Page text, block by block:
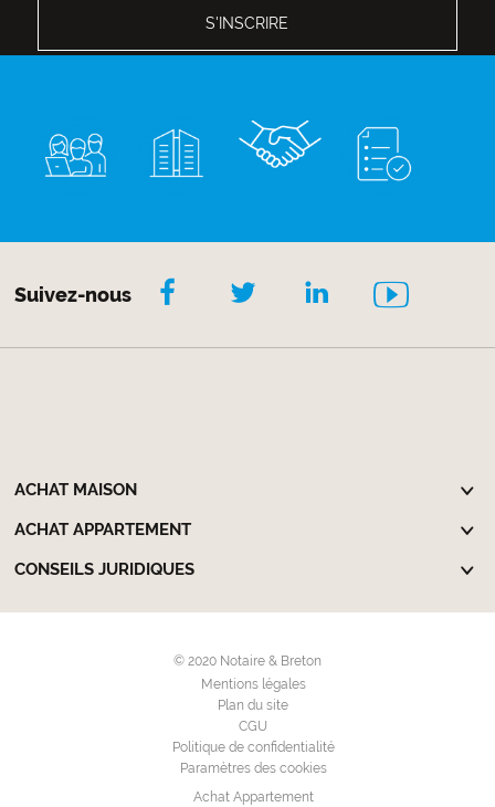
Suivez-nous
ACHAT MAISON
ACHAT APPARTEMENT
CONSEILS JURIDIQUES
© 2020 Notaire & Breton
Mentions légales
Plan du site
CGU
Politique de confidentialité
Paramètres des cookies
Achat Appartement